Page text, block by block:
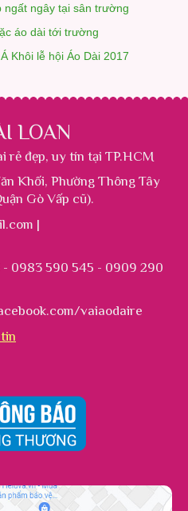
ngất ngây tại sân trường
áo dài tới trường
Khôi lễ hội Áo Dài 2017
LOAN
rẻ đẹp, uy tín tại TP.HCM
Khối, Phường Thông Tây
Gò Vấp cũ).
|
0983 590 545 - 0909 290
vaiaodaire